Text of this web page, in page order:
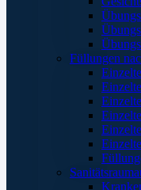
Füllungen